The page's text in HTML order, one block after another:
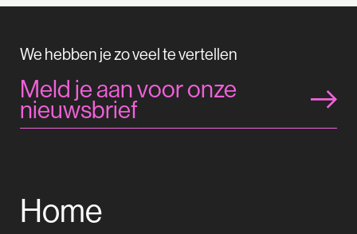
We hebben je zo veel te vertellen
Meld je aan voor onze
nieuwsbrief
Home